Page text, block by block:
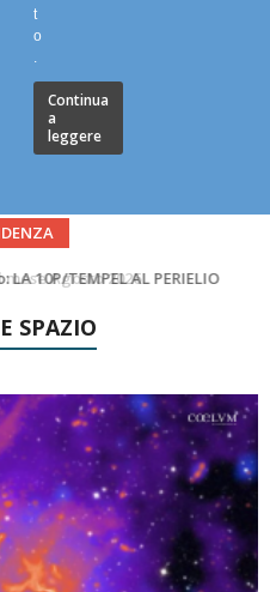
t
o
.
Continua
a
leggere
Agosto 2026
SPAZIO